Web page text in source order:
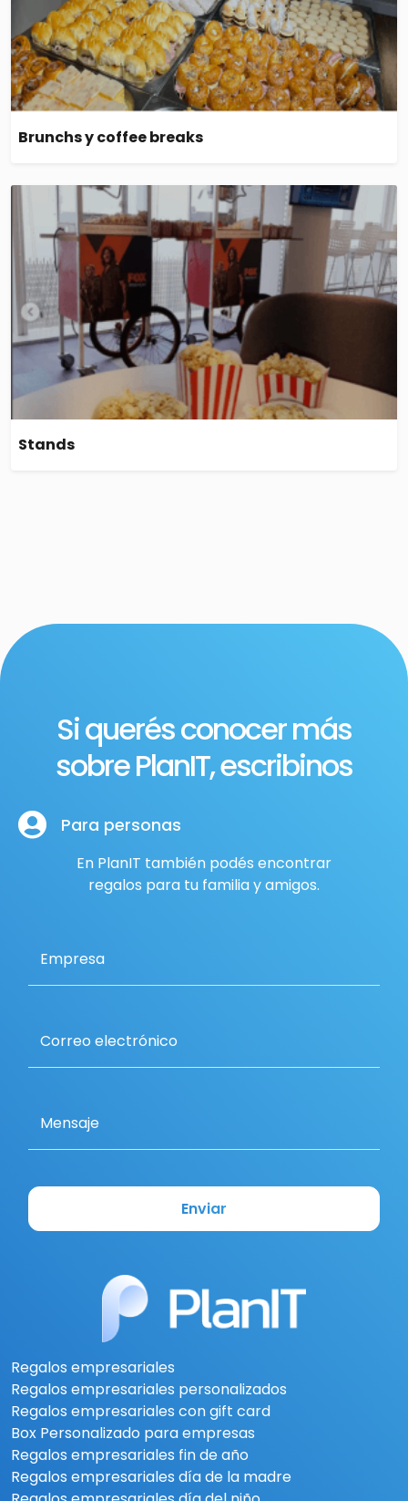
Brunchs y coffee breaks
Stands
Si querés conocer más
sobre PlanIT, escribinos
Para personas
En PlanIT también podés encontrar
regalos para tu familia y amigos.
Empresa
Correo electrónico
Mensaje
Enviar
Regalos empresariales
Regalos empresariales personalizados
Regalos empresariales con gift card
Box Personalizado para empresas
Regalos empresariales fin de año
Regalos empresariales día de la madre